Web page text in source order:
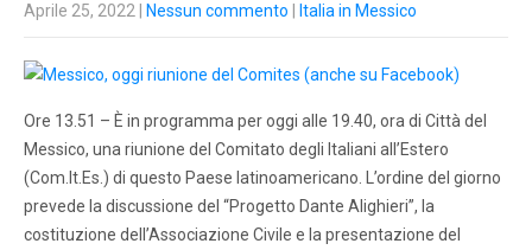
Aprile 25, 2022 Nessun commento Italia in Messico
Ore 13.51 – È in programma per oggi alle 19.40, ora di Città del
Messico, una riunione del Comitato degli Italiani all’Estero
(Com.It.Es.) di questo Paese latinoamericano. L’ordine del giorno
prevede la discussione del “Progetto Dante Alighieri”, la
costituzione dell’Associazione Civile e la presentazione del